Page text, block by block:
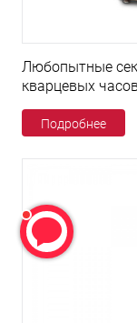
Любопытные
кварцевых часов
Подробнее